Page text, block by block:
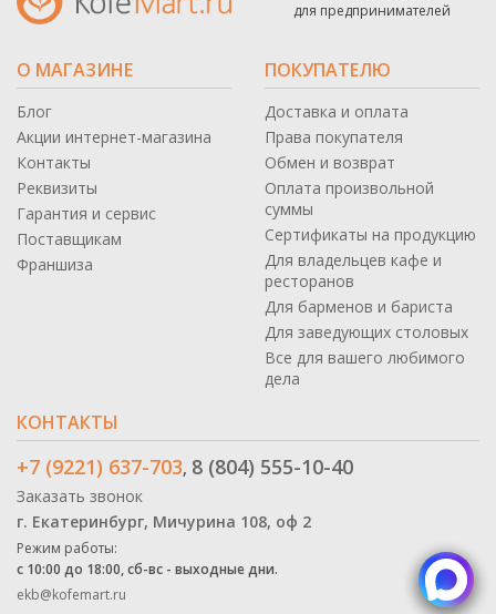
для предпринимателей
О МАГАЗИНЕ
Блог
Акции интернет-магазина
Контакты
Реквизиты
Гарантия и сервис
Поставщикам
Франшиза
ПОКУПАТЕЛЮ
Доставка и оплата
Права покупателя
Обмен и возврат
Оплата произвольной
суммы
Сертификаты на продукцию
Для владельцев кафе и
ресторанов
Для барменов и бариста
Для заведующих столовых
Все для вашего любимого
дела
КОНТАКТЫ
+7 (9221) 637-703, 8 (804) 555-10-40
Заказать звонок
г. Екатеринбург, Мичурина 108, оф 2
Режим работы:
с 10:00 до 18:00, сб-вс - выходные дни.
ekb@kofemart.ru